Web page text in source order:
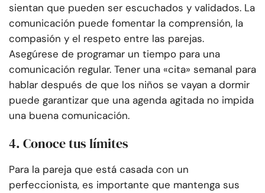
sientan que pueden ser escuchados y validados. La
comunicación puede fomentar la comprensión, la
compasión y el respeto entre las parejas.
Asegúrese de programar un tiempo para una
comunicación regular. Tener una «cita» semanal para
hablar después de que los niños se vayan a dormir
puede garantizar que una agenda agitada no impida
una buena comunicación.
4. Conoce tus límites
Para la pareja que está casada con un
perfeccionista, es importante que mantenga sus